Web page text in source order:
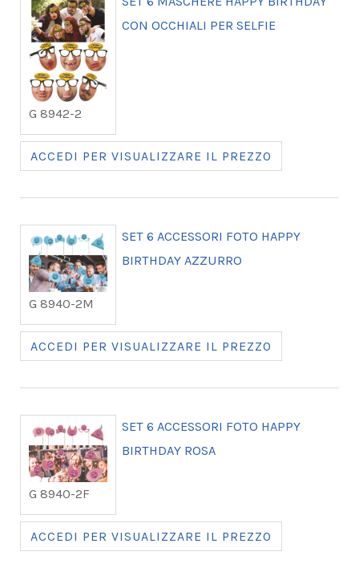
G 8942-2
CON OCCHIALI PER SELFIE
ACCEDI PER VISUALIZZARE IL PREZZO
G 8940-2M
SET 6 ACCESSORI FOTO HAPPY
BIRTHDAY AZZURRO
ACCEDI PER VISUALIZZARE IL PREZZO
G 8940-2F
SET 6 ACCESSORI FOTO HAPPY
BIRTHDAY ROSA
ACCEDI PER VISUALIZZARE IL PREZZO